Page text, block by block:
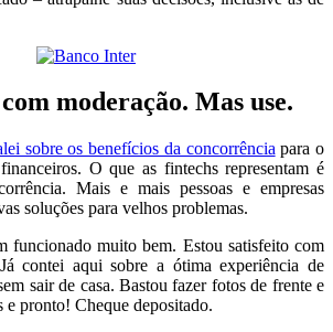
moderação. Mas use.
sobre os benefícios da concorrência para o
O que as fintechs representam é
Mais e mais pessoas e empresas
soluções para velhos problemas.
funcionado muito bem. Estou satisfeito com
contei aqui sobre a ótima experiência de
sair de casa. Bastou fazer fotos de frente e
e pronto! Cheque depositado.